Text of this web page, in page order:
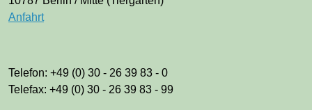
Anfahrt
Telefon: +49 (0) 30 - 26 39 83 - 0
Telefax: +49 (0) 30 - 26 39 83 - 99